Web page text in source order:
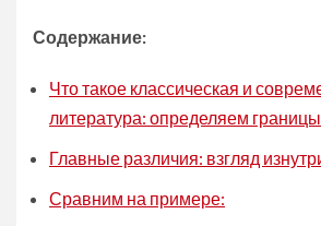
Содержание:
Что такое классическая и
литература: определяем границы
Главные различия: взгляд
Сравним на примере: